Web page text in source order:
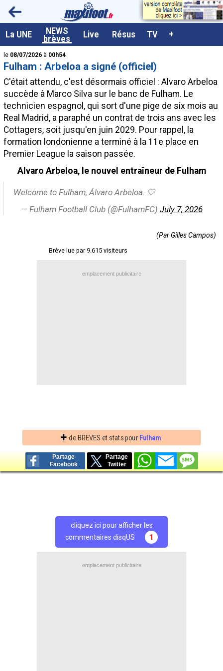
La UNE NEWS
brèves Live Résus TV +
<
le 08/07/2026 à 00h54
Fulham : Arbeloa a signé (officiel)
C'était attendu, c'est désormais officiel : Alvaro Arbeloa
succède à Marco Silva sur le banc de Fulham. Le
technicien espagnol, qui sort d'une pige de six mois au
Real Madrid, a paraphé un contrat de trois ans avec les
Cottagers, soit jusqu'en juin 2029. Pour rappel, la
formation londonienne a terminé à la 11e place en
Premier League la saison passée.
Alvaro Arbeloa, le nouvel entraîneur de Fulham
Welcome to Fulham, Álvaro Arbeloa. 🤍
— Fulham Football Club (@FulhamFC) July 7, 2026
(Par Gilles Campos)
Brève lue par 9.615 visiteurs
emplacement publicitaire
+ de BREVES et stats pour Fulham
Partage
Facebook
Partage
Twitter
cliquez ici pour afficher les
commentaires disqUS
1
emplacement publicitaire
A la UNE
Dernières brèves
Live / Matchs en direct
Résultats et Classements
Class. buteurs européens
Programme TV foot
Vidéos
Taille de la police
Recrutement Maxifoot